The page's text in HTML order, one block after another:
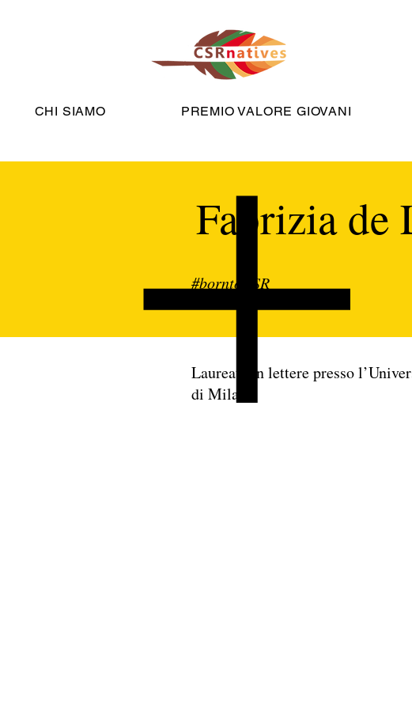
CHI SIAMO PREMIO VALORE GIOVANI
Fabrizia de
#borntoCSR
Laureata in lettere presso
di Milano